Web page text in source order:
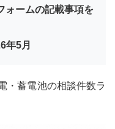
ォームの記載事項を
年5月
・蓄電池の相談件数ラ